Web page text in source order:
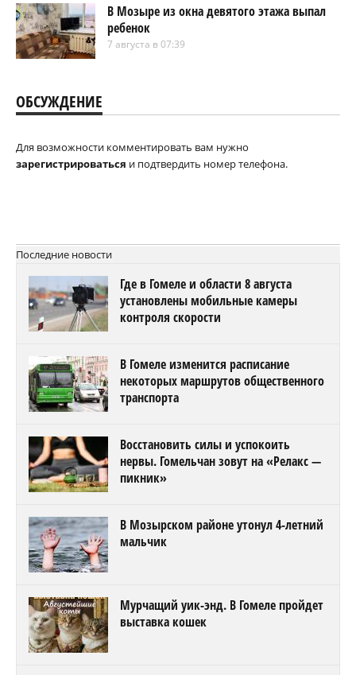
В Мозыре из окна девятого этажа выпал
ребенок
7 августа в 07:39
ОБСУЖДЕНИЕ
Для возможности комментировать вам нужно
зарегистрироваться и подтвердить номер телефона.
Последние новости
Где в Гомеле и области 8 августа
установлены мобильные камеры
контроля скорости
В Гомеле изменится расписание
некоторых маршрутов общественного
транспорта
Восстановить силы и успокоить
нервы. Гомельчан зовут на «Релакс —
пикник»
В Мозырском районе утонул 4-летний
мальчик
Мурчащий уик-энд. В Гомеле пройдет
выставка кошек